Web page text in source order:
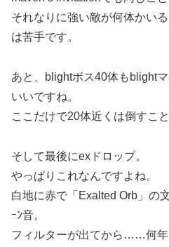
それなりに強い敵が何体かい
は苦手です。
あと、blightボス40体もblight
いいですね。
ここだけで20体近くは倒すこ
そして最後にexドロップ。
やっぱりこれなんですよね。
白地に赤で「Exalted Orb」の
ｰﾝ音。
フィルターが出てから……何